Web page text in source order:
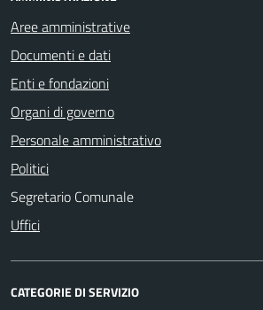
Aree amministrative
Documenti e dati
Enti e fondazioni
Organi di governo
Personale amministrativo
Politici
Segretario Comunale
Uffici
CATEGORIE DI SERVIZIO